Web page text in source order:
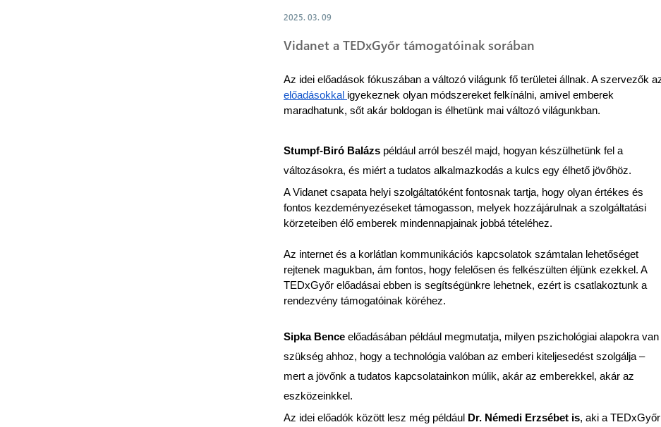
2025. 03. 09
Vidanet a TEDxGyőr támogatóinak sorában
előadásokkal igyekeznek olyan módszereket felkínálni, amivel emberek
maradhatunk, sőt akár boldogan is élhetünk mai változó világunkban.
Stumpf-Biró Balázs például arról beszél majd, hogyan készülhetünk fel a
változásokra, és miért a tudatos alkalmazkodás a kulcs egy élhető jövőhöz.
A Vidanet csapata helyi szolgáltatóként fontosnak tartja, hogy olyan értékes és
fontos kezdeményezéseket támogasson, melyek hozzájárulnak a szolgáltatási
körzeteiben élő emberek mindennapjainak jobbá tételéhez.
Az internet és a korlátlan kommunikációs kapcsolatok számtalan lehetőséget
rejtenek magukban, ám fontos, hogy felelősen és felkészülten éljünk ezekkel. A
TEDxGyőr előadásai ebben is segítségünkre lehetnek, ezért is csatlakoztunk a
rendezvény támogatóinak köréhez.
Sipka Bence előadásában például megmutatja, milyen pszichológiai alapokra van
szükség ahhoz, hogy a technológia valóban az emberi kiteljesedést szolgálja –
mert a jövőnk a tudatos kapcsolatainkon múlik, akár az emberekkel, akár az
eszközeinkkel.
Az idei előadók között lesz még például
Dr. Némedi Erzsébet is, aki a TEDxGyőr